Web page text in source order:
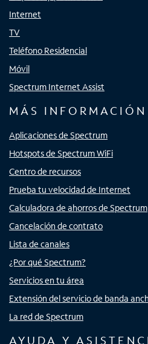
Internet
TV
Teléfono Residencial
Móvil
Spectrum Internet Assist
MÁS INFORMACIÓN
Aplicaciones de Spectrum
Hotspots de Spectrum WiFi
Centro de recursos
Prueba tu velocidad de Internet
Calculadora de ahorros de Spectrum
Cancelación de contrato
Lista de canales
¿Por qué Spectrum?
Servicios en tu área
Extensión del servicio de banda
La red de Spectrum
AYUDA Y